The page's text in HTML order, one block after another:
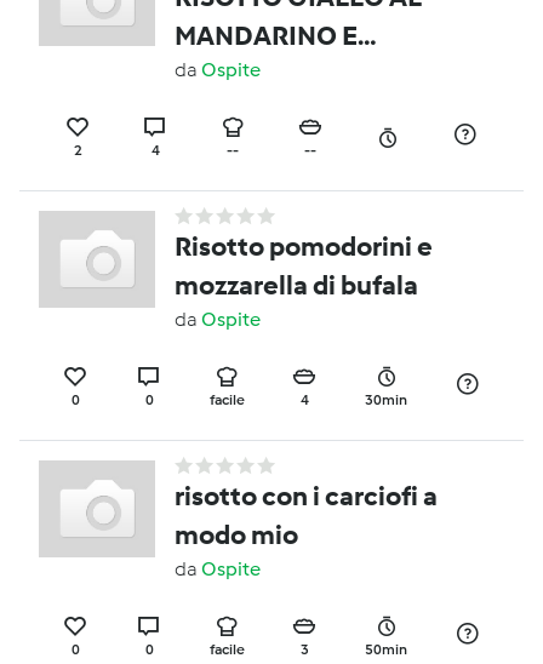
MANDARINO E
MASCARPONE
da Ospite
2 4 -- --
Risotto pomodorini e
mozzarella di bufala
da Ospite
0 0 facile 4 30min
risotto con i carciofi a
modo mio
da Ospite
0 0 facile 3 50min